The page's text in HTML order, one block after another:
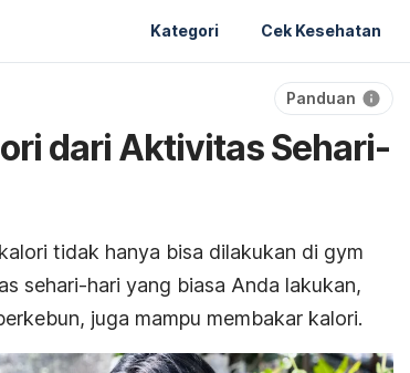
Kategori Cek Kesehatan
Panduan
dari Aktivitas Sehari-
tidak hanya bisa dilakukan di gym
sehari-hari yang biasa Anda lakukan,
juga mampu membakar kalori.